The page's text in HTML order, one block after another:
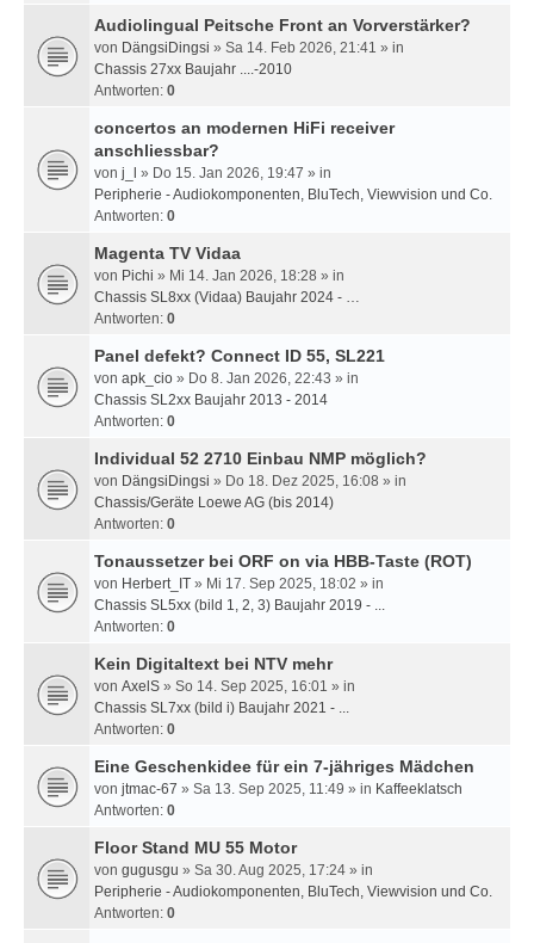
Audiolingual Peitsche Front an Vorverstärker?
von DängsiDingsi » Sa 14. Feb 2026, 21:41 » in
Chassis 27xx Baujahr ....-2010
Antworten: 0
concertos an modernen HiFi receiver
anschliessbar?
von j_l
» Do 15. Jan 2026, 19:47 » in
Peripherie - Audiokomponenten, BluTech, Viewvision und Co.
Antworten: 0
Magenta TV Vidaa
von Pichi » Mi 14. Jan 2026, 18:28 » in
Chassis SL8xx (Vidaa) Baujahr 2024 - …
Antworten: 0
Panel defekt? Connect ID 55, SL221
von apk_cio » Do 8. Jan 2026, 22:43 » in
Chassis SL2xx Baujahr 2013 - 2014
Antworten: 0
Individual 52 2710 Einbau NMP möglich?
von DängsiDingsi » Do 18. Dez 2025, 16:08 » in
Chassis/Geräte Loewe AG (bis 2014)
Antworten: 0
Tonaussetzer bei ORF on via HBB-Taste (ROT)
von Herbert_IT » Mi 17. Sep 2025, 18:02 » in
Chassis SL5xx (bild 1, 2, 3) Baujahr 2019 - ...
Antworten: 0
Kein Digitaltext bei NTV mehr
von AxelS » So 14. Sep 2025, 16:01 » in
Chassis SL7xx (bild i) Baujahr 2021 - ...
Antworten: 0
Eine Geschenkidee für ein 7-jähriges Mädchen
von jtmac-67 » Sa 13. Sep 2025, 11:49 » in Kaffeeklatsch
Antworten: 0
Floor Stand MU 55 Motor
von gugusgu » Sa 30. Aug 2025, 17:24 » in
Peripherie - Audiokomponenten, BluTech, Viewvision und Co.
Antworten: 0